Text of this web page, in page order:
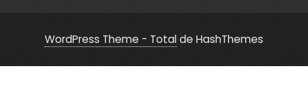
WordPress Theme - Totalde HashThemes